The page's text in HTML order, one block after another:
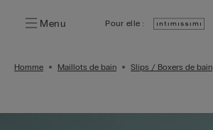
Menu Pour elle :
Homme Maillots de bain Slips / Boxers de bain